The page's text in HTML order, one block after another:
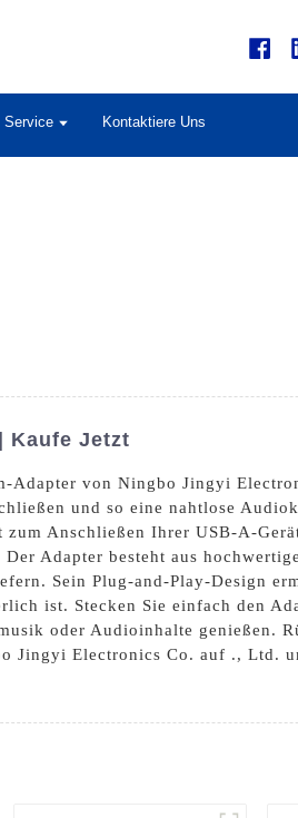
Service Kontaktiere Uns
Kaufe Jetzt
Adapter von Ningbo Jingyi
und so eine nahtlose
Anschließen Ihrer USB-A-
Adapter besteht aus
Sein Plug-and-Play-Design
ist. Stecken Sie einfach den
oder Audioinhalte genießen.
Jingyi Electronics Co. auf ., Ltd.